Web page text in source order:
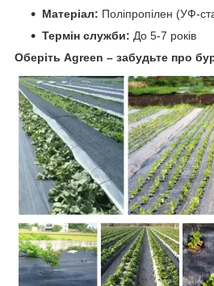
Матеріал: Поліпропілен (УФ-
Термін служби: До 5-7 років
Оберіть Agreen – забудьте про